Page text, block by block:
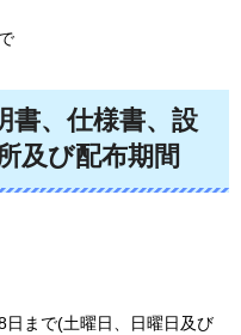
書、仕様書、設
及び配布期間
まで(土曜日、日曜日及び